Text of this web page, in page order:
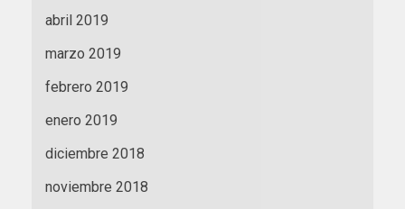
abril 2019
marzo 2019
febrero 2019
enero 2019
diciembre 2018
noviembre 2018